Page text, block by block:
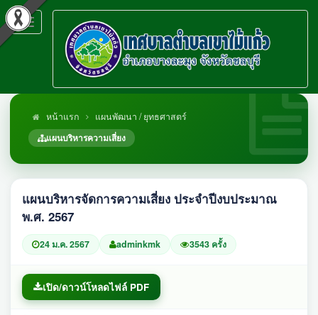
Toggle
navigation
หน้าแรก
แผนพัฒนา / ยุทธศาสตร์
แผนบริหารความเสี่ยง
แผนบริหารจัดการความเสี่ยง ประจำปีงบประมาณ
พ.ศ. 2567
24 ม.ค. 2567 adminkmk 3543 ครั้ง
เปิด/ดาวน์โหลดไฟล์ PDF